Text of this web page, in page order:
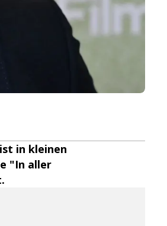
in kleinen
"In aller